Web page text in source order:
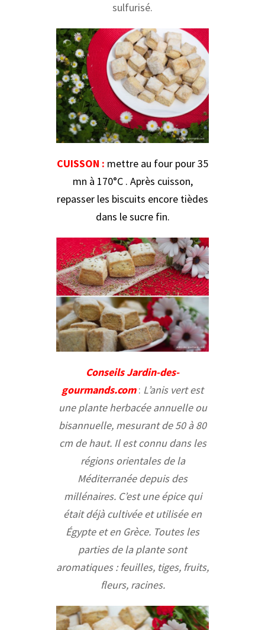
sulfurisé.
CUISSON : mettre au four pour 35
mn à 170°C . Après cuisson,
repasser les biscuits encore tièdes
dans le sucre fin.
Conseils Jardin-des-
gourmands.com : L’anis vert est
une plante herbacée annuelle ou
bisannuelle, mesurant de 50 à 80
cm de haut. Il est connu dans les
régions orientales de la
Méditerranée depuis des
millénaires. C’est une épice qui
était déjà cultivée et utilisée en
Égypte et en Grèce. Toutes les
parties de la plante sont
aromatiques : feuilles, tiges, fruits,
fleurs, racines.